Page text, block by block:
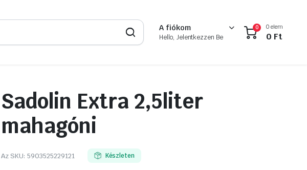
A fiókom
Hello, Jelentkezzen Be
0 0 elem
0 Ft
Sadolin Extra 2,5liter
mahagóni
Az SKU: 5903525229121 Készleten